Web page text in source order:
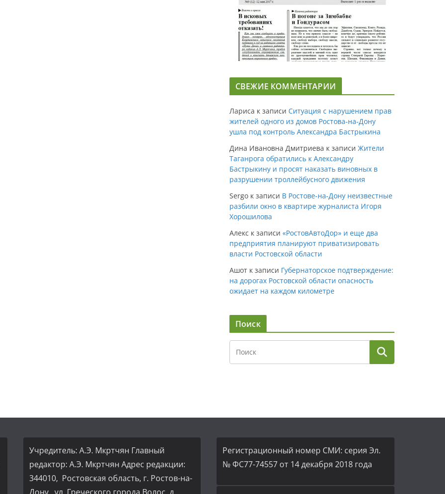
СВЕЖИЕ КОММЕНТАРИИ
Лариса к записи Ситуация с нарушением прав
жителей одного из домов Ростова-на-Дону
ушла под контроль Александра Бастрыкина
Дина Ивановна Дмитриева к записи Жители
Таганрога обратились к Александру
Бастрыкину и просят наказать виновных в
разрушении троллейбусного движения
Sergo к записи В Ростове-на-Дону неизвестные
разбили окно в квартире журналиста Игоря
Хорошилова
Алекс к записи «РостовАвтоДор» и еще два
предприятия планируют приватизировать
власти Ростовской области
Ашот к записи Губернаторское подтверждение:
на дорогах Ростовской области опасность
ожидает на каждом километре
Поиск
Учредитель: А.Э. Мкртчян Главный
редактор: А.Э. Мкртчян Адрес редакции:
344010, Ростовская область, г. Ростов-на-
Регистрационный номер СМИ: серия Эл.
№ ФС77-74557 от 14 декабря 2018 года